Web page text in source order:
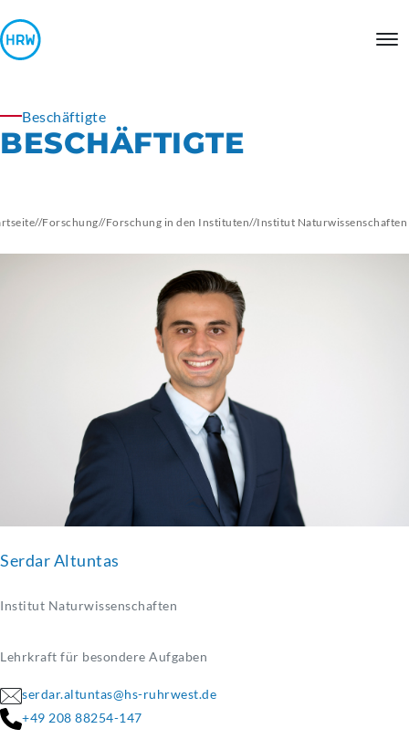
Beschäftigte
BESCHÄFTIGTE
//Forschung//Forschung in den Instituten//Institut Naturwissenschaften
Serdar Altuntas
Institut Naturwissenschaften
Lehrkraft für besondere Aufgaben
serdar.altuntas@hs-ruhrwest.de
+49 208 88254-147